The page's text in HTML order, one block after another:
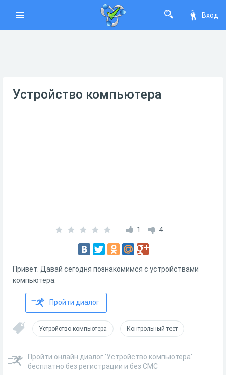
Вход
Устройство компьютера
1 4
Привет. Давай сегодня познакомимся с устройствами
компьютера.
Пройти диалог
Устройство компьютера Контрольный тест
Пройти онлайн диалог 'Устройство компьютера'
бесплатно без регистрации и без СМС